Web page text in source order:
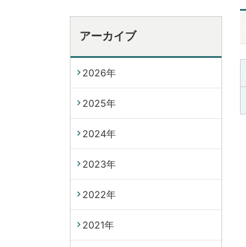
アーカイブ
2026年
2025年
2024年
2023年
2022年
2021年